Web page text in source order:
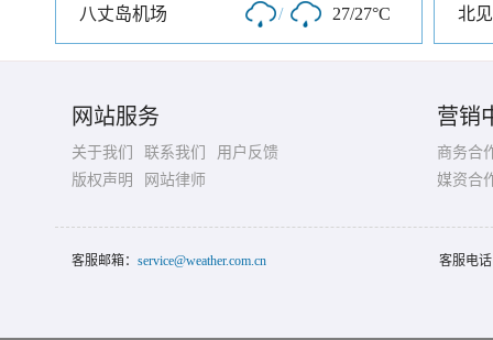
八丈岛机场 / 27/27°C 北
网站服务
关于我们 联系我们
用户反馈
版权声明
网站律师
营销
商务合
媒资合
客服邮箱： service@weather.com.cn 客服电